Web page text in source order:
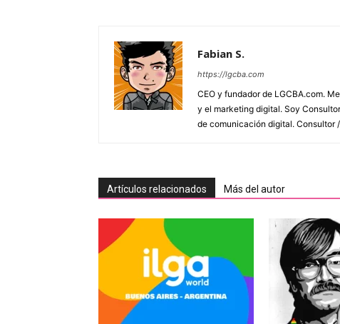
Fabian S.
https://lgcba.com
CEO y fundador de LGCBA.com.
y el marketing digital. Soy
de comunicación digital. Consultor
Artículos relacionados Más del autor